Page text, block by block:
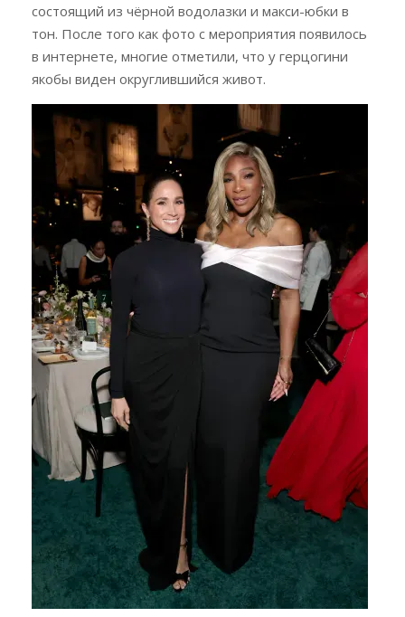
состоящий из чёрной водолазки и макси-юбки в
тон. После того как фото с мероприятия появилось
в интернете, многие отметили, что у герцогини
якобы виден округлившийся живот.